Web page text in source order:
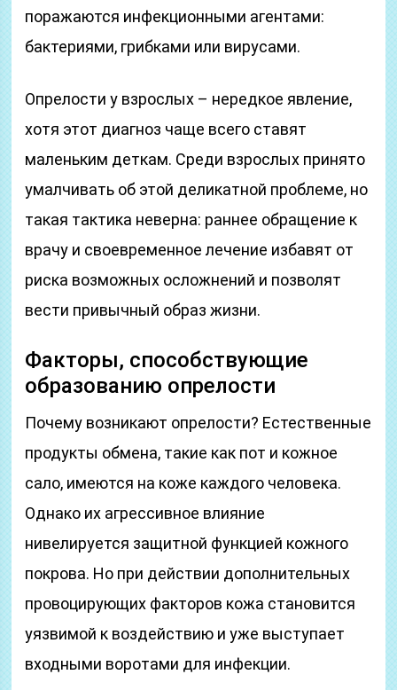
поражаются инфекционными агентами:
бактериями, грибками или вирусами.
Опрелости у взрослых – нередкое явление,
хотя этот диагноз чаще всего ставят
маленьким деткам. Среди взрослых принято
умалчивать об этой деликатной проблеме, но
такая тактика неверна: раннее обращение к
врачу и своевременное лечение избавят от
риска возможных осложнений и позволят
вести привычный образ жизни.
Факторы, способствующие
образованию опрелости
Почему возникают опрелости? Естественные
продукты обмена, такие как пот и кожное
сало, имеются на коже каждого человека.
Однако их агрессивное влияние
нивелируется защитной функцией кожного
покрова. Но при действии дополнительных
провоцирующих факторов кожа становится
уязвимой к воздействию и уже выступает
входными воротами для инфекции.